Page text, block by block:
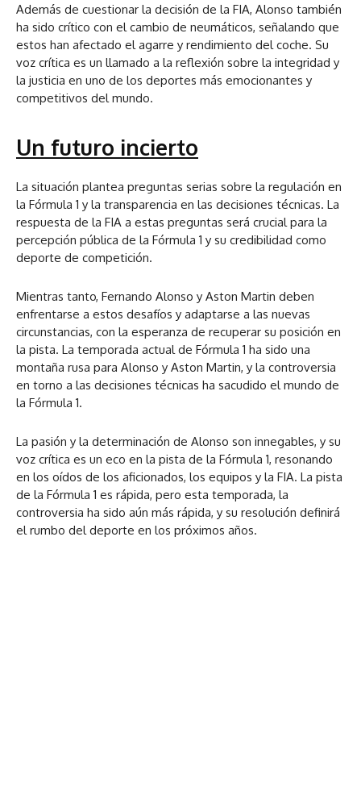
Además de cuestionar la decisión de la FIA, Alonso también
ha sido crítico con el cambio de neumáticos, señalando que
estos han afectado el agarre y rendimiento del coche. Su
voz crítica es un llamado a la reflexión sobre la integridad y
la justicia en uno de los deportes más emocionantes y
competitivos del mundo.
Un futuro incierto
La situación plantea preguntas serias sobre la regulación en
la Fórmula 1 y la transparencia en las decisiones técnicas. La
respuesta de la FIA a estas preguntas será crucial para la
percepción pública de la Fórmula 1 y su credibilidad como
deporte de competición.
Mientras tanto, Fernando Alonso y Aston Martin deben
enfrentarse a estos desafíos y adaptarse a las nuevas
circunstancias, con la esperanza de recuperar su posición en
la pista. La temporada actual de Fórmula 1 ha sido una
montaña rusa para Alonso y Aston Martin, y la controversia
en torno a las decisiones técnicas ha sacudido el mundo de
la Fórmula 1.
La pasión y la determinación de Alonso son innegables, y su
voz crítica es un eco en la pista de la Fórmula 1, resonando
en los oídos de los aficionados, los equipos y la FIA. La pista
de la Fórmula 1 es rápida, pero esta temporada, la
controversia ha sido aún más rápida, y su resolución definirá
el rumbo del deporte en los próximos años.